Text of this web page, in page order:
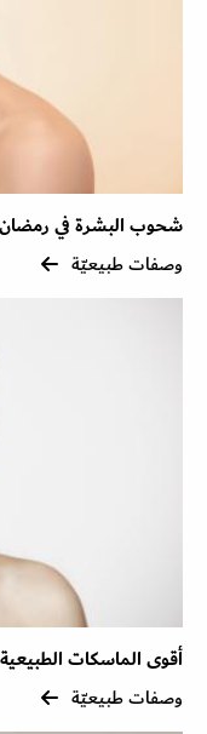
شحوب البشرة في
وصفات طبيعيّة
أقوى الماسكات
وصفات طبيعيّة